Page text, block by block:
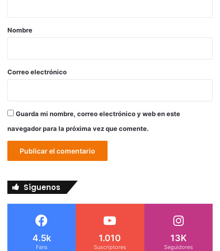
r
*
Nombre
Correo electrónico
Guarda mi nombre, correo electrónico y web en este
navegador para la próxima vez que comente.
Síguenos
4.5k
Fans
1.010
Suscriptores
13K
Seguidores